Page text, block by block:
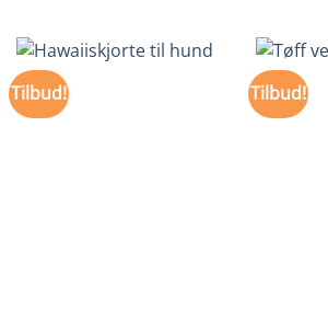
Tilbud! Tilbud!